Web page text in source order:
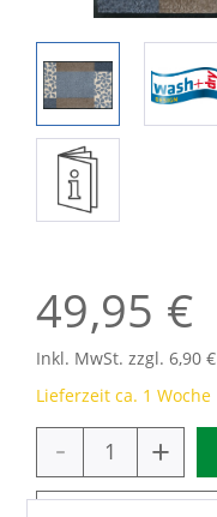
49,95 €
Inkl. MwSt. zzgl. 6,90 €
Lieferzeit ca. 1 Woche
- +